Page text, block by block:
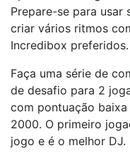
Prepare-se para usar
criar vários ritmos
Incredibox preferidos.
Faça uma série de
de desafio para 2
com pontuação
2000. O primeiro
jogo e é o melhor DJ.